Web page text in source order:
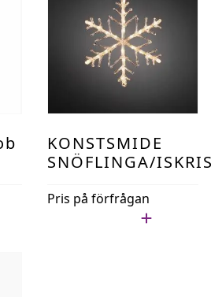
KONSTSMIDE
SNÖFLINGA/
Pris på förfrågan